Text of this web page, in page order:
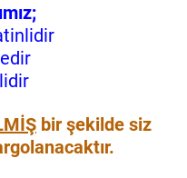
bir şekilde siz